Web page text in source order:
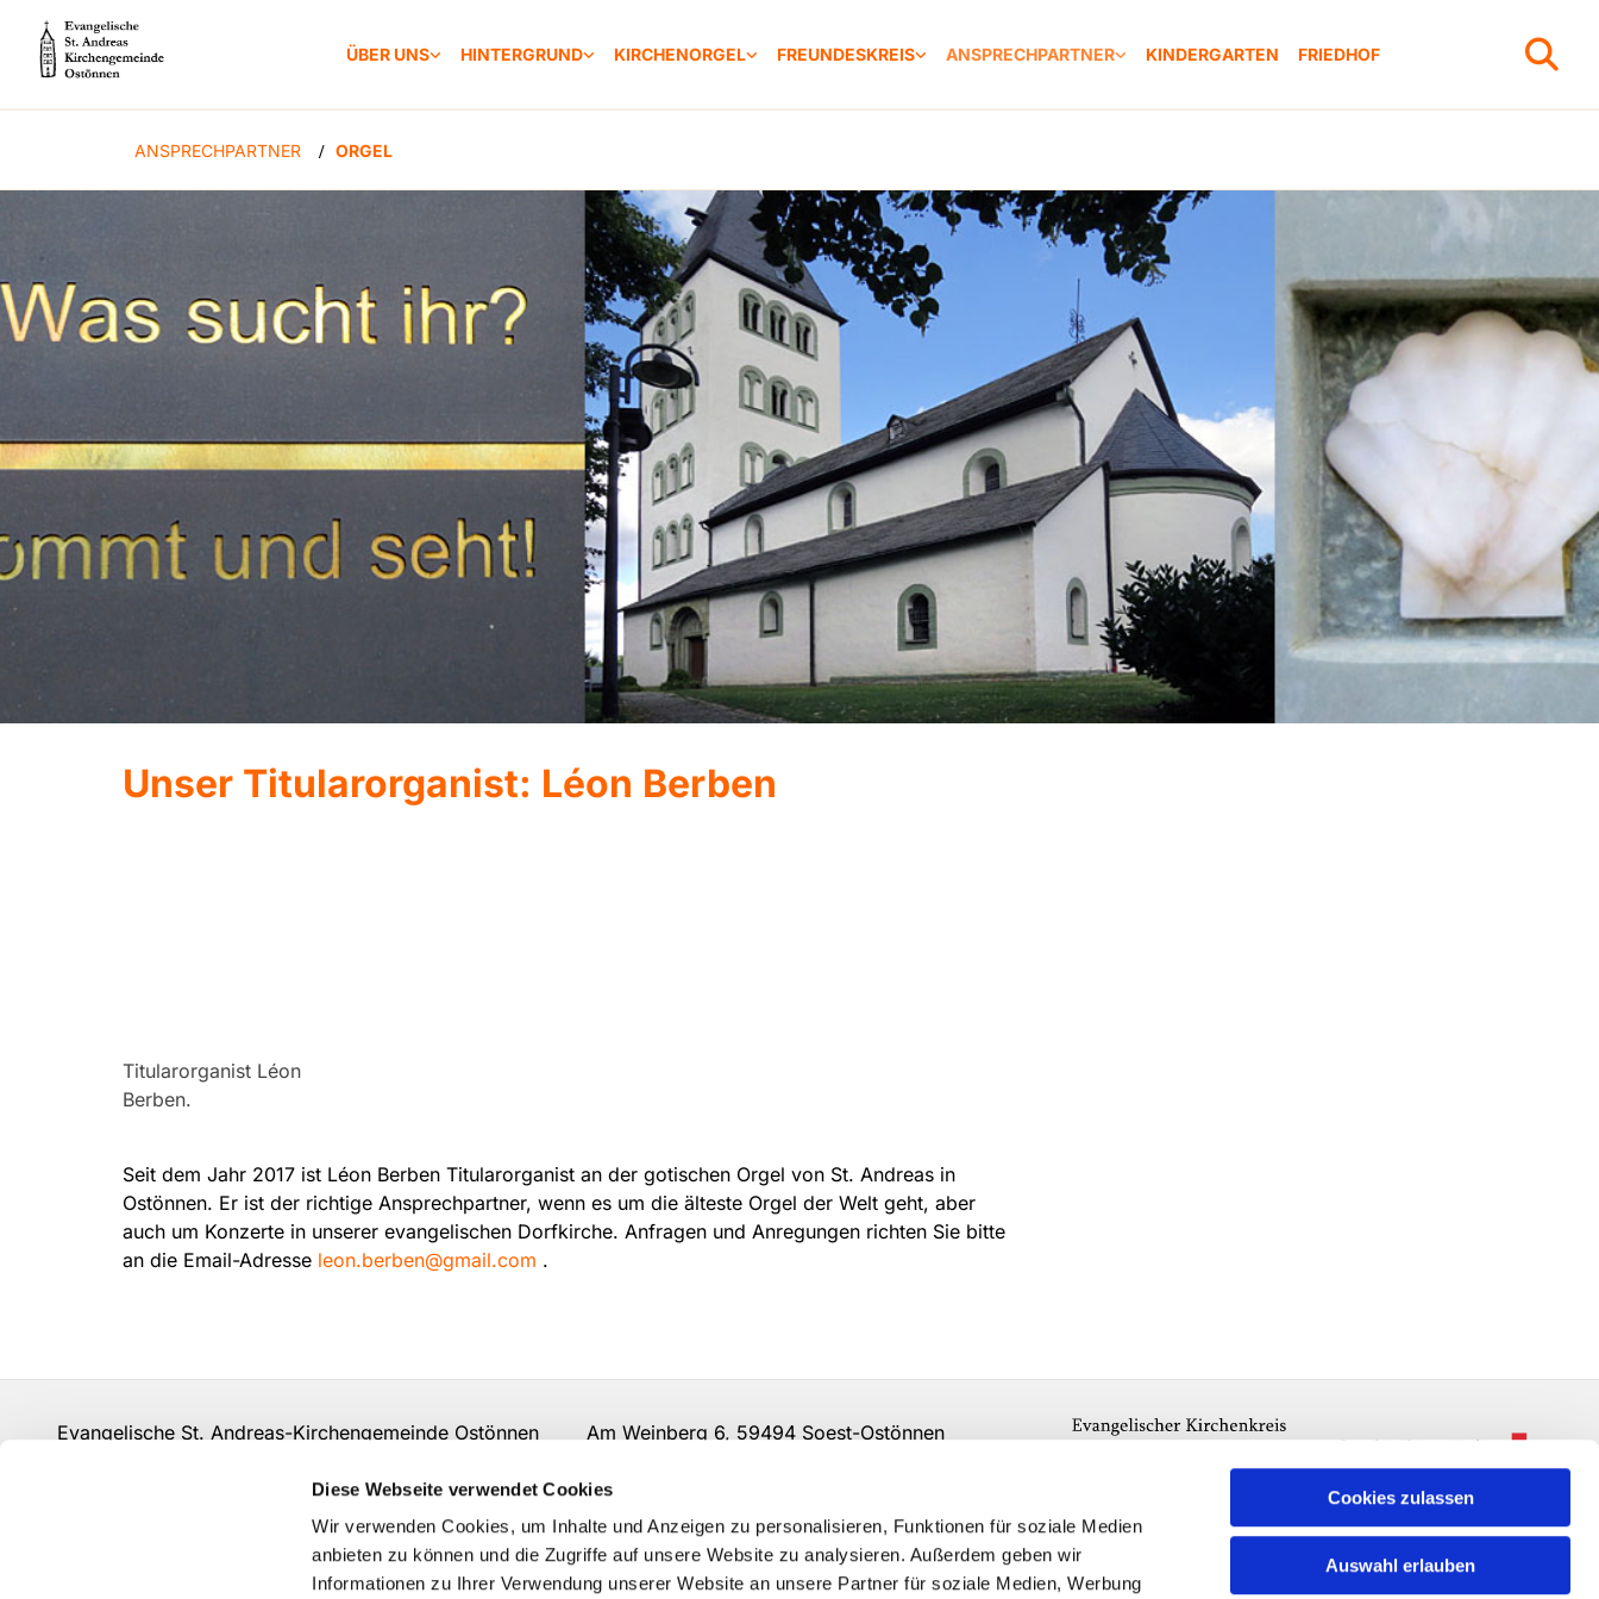
Diese Webseite verwendet Cookies
Wir verwenden Cookies, um Inhalte und Anzeigen zu personalisieren, Funktionen für soziale Medien
anbieten zu können und die Zugriffe auf unsere Website zu analysieren. Außerdem geben wir
Informationen zu Ihrer Verwendung unserer Website an unsere Partner für soziale Medien, Werbung
Cookies zulassen
Auswahl erlauben
ÜBER UNS HINTERGRUND KIRCHENORGEL FREUNDESKREIS ANSPRECHPARTNER KINDERGARTEN FRIEDHOF
ANSPRECHPARTNER / ORGEL
Unser Titularorganist: Léon Berben
Titularorganist Léon
Berben.
Seit dem Jahr 2017 ist Léon Berben Titularorganist an der gotischen Orgel von St. Andreas in
Ostönnen. Er ist der richtige Ansprechpartner, wenn es um die älteste Orgel der Welt geht, aber
auch um Konzerte in unserer evangelischen Dorfkirche. Anfragen und Anregungen richten Sie bitte
an die Email-Adresse leon.berben@gmail.com .
Evangelische St. Andreas-Kirchengemeinde Ostönnen Am Weinberg 6, 59494 Soest-Ostönnen